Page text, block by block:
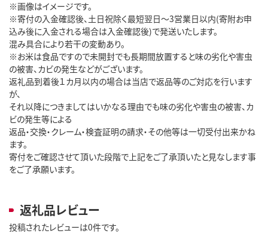
※画像はイメージです。
※寄付の入金確認後、土日祝除く最短翌日～3営業日以内(寄附お申
込み後に入金される場合は入金確認後)で発送いたします。
混み具合により若干の変動あり。
※お米は食品ですので未開封でも長期間放置すると味の劣化や害虫
の被害、カビの発生などがございます。
返礼品到着後１カ月以内の場合は当店で返品等のご対応を行います
が、
それ以降につきましてはいかなる理由でも味の劣化や害虫の被害、カ
ビの発生等による
返品・交換・クレーム・検査証明の請求・その他等は一切受付出来かね
ます。
寄付をご確認させて頂いた段階で上記をご了承頂いたと見なします事
をご了承願います。
返礼品レビュー
投稿されたレビューは0件です。